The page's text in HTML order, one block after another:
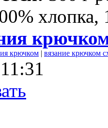
хлопка,
крючком | вязание крючком